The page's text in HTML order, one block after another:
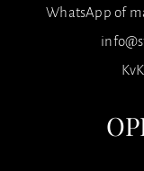
WhatsApp of